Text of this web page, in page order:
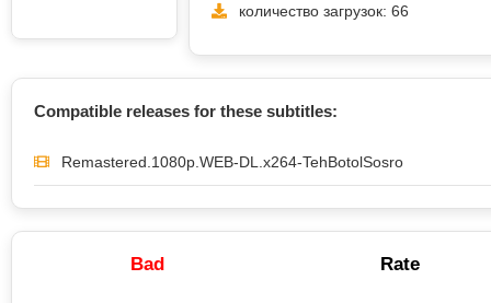
количество загрузок: 66
Compatible releases for these subtitles:
Remastered.1080p.WEB-DL.x264-TehBotolSosro
Bad Rate